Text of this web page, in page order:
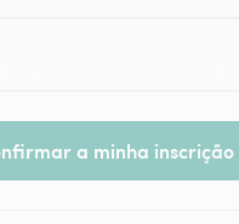
a minha inscrição